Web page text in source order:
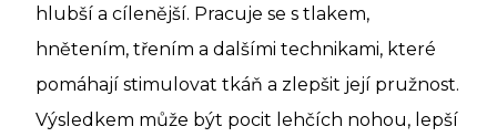
hlubší a cílenější. Pracuje se s tlakem,
hnětením, třením a dalšími technikami, které
pomáhají stimulovat tkáň a zlepšit její pružnost.
Výsledkem může být pocit lehčích nohou, lepší